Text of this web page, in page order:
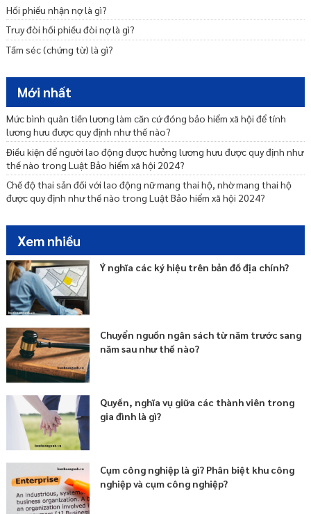
Mẫu đơn đăng ký thành lập công ty TNHH hai thành viên trở lên mới
nhất
Hối phiếu nhận nợ là gì?
Truy đòi hối phiếu đòi nợ là gì?
Tấm séc (chứng từ) là gì?
Mới nhất
Mức bình quân tiền lương làm căn cứ đóng bảo hiểm xã hội để tính
lương hưu được quy định như thế nào?
Điều kiện để người lao động được hưởng lương hưu được quy định như
thế nào trong Luật Bảo hiểm xã hội 2024?
Chế độ thai sản đối với lao động nữ mang thai hộ, nhờ mang thai hộ
được quy định như thế nào trong Luật Bảo hiểm xã hội 2024?
Xem nhiều
Ý nghĩa các ký hiệu trên bản đồ địa chính?
Chuyển nguồn ngân sách từ năm trước sang
năm sau như thế nào?
Quyền, nghĩa vụ giữa các thành viên trong
gia đình là gì?
Cụm công nghiệp là gì? Phân biệt khu công
nghiệp và cụm công nghiệp?